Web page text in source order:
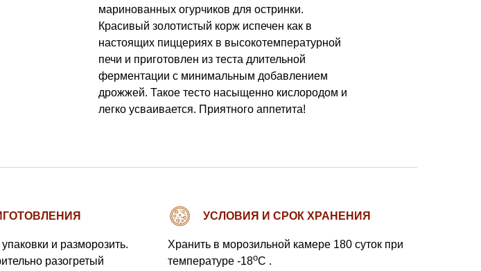
маринованных огурчиков для остринки.
Красивый золотистый корж испечен как в
настоящих пиццериях в высокотемпературной
печи и приготовлен из теста длительной
ферментации с минимальным добавлением
дрожжей. Такое тесто насыщенно кислородом и
легко усваивается. Приятного аппетита!
и разморозить.
разогретый
УСЛОВИЯ И СРОК ХРАНЕНИЯ
Хранить в морозильной камере 180 суток при
температуре -18oС .